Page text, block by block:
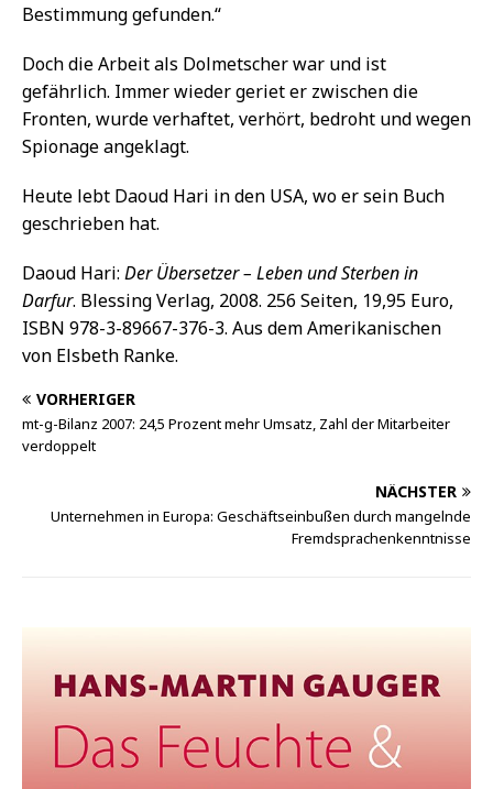
Bestimmung gefunden.“
Doch die Arbeit als Dolmetscher war und ist
gefährlich. Immer wieder geriet er zwischen die
Fronten, wurde verhaftet, verhört, bedroht und wegen
Spionage angeklagt.
Heute lebt Daoud Hari in den USA, wo er sein Buch
geschrieben hat.
Daoud Hari: Der Übersetzer – Leben und Sterben in
Darfur. Blessing Verlag, 2008. 256 Seiten, 19,95 Euro,
ISBN 978-3-89667-376-3. Aus dem Amerikanischen
von Elsbeth Ranke.
VORHERIGER
mt-g-Bilanz 2007: 24,5 Prozent mehr Umsatz, Zahl der Mitarbeiter
verdoppelt
NÄCHSTER
Unternehmen in Europa: Geschäftseinbußen durch mangelnde
Fremdsprachenkenntnisse